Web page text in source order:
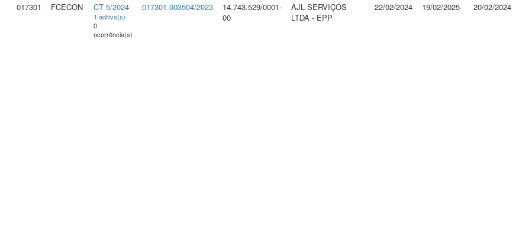
017301 FCECON CT 5/2024
1 aditivo(s)
0
ocorrência(s)
017301.003504/2023
14.743.529/0001-
00
AJL SERVIÇOS
LTDA - EPP
22/02/2024 19/02/2025 20/02/2024